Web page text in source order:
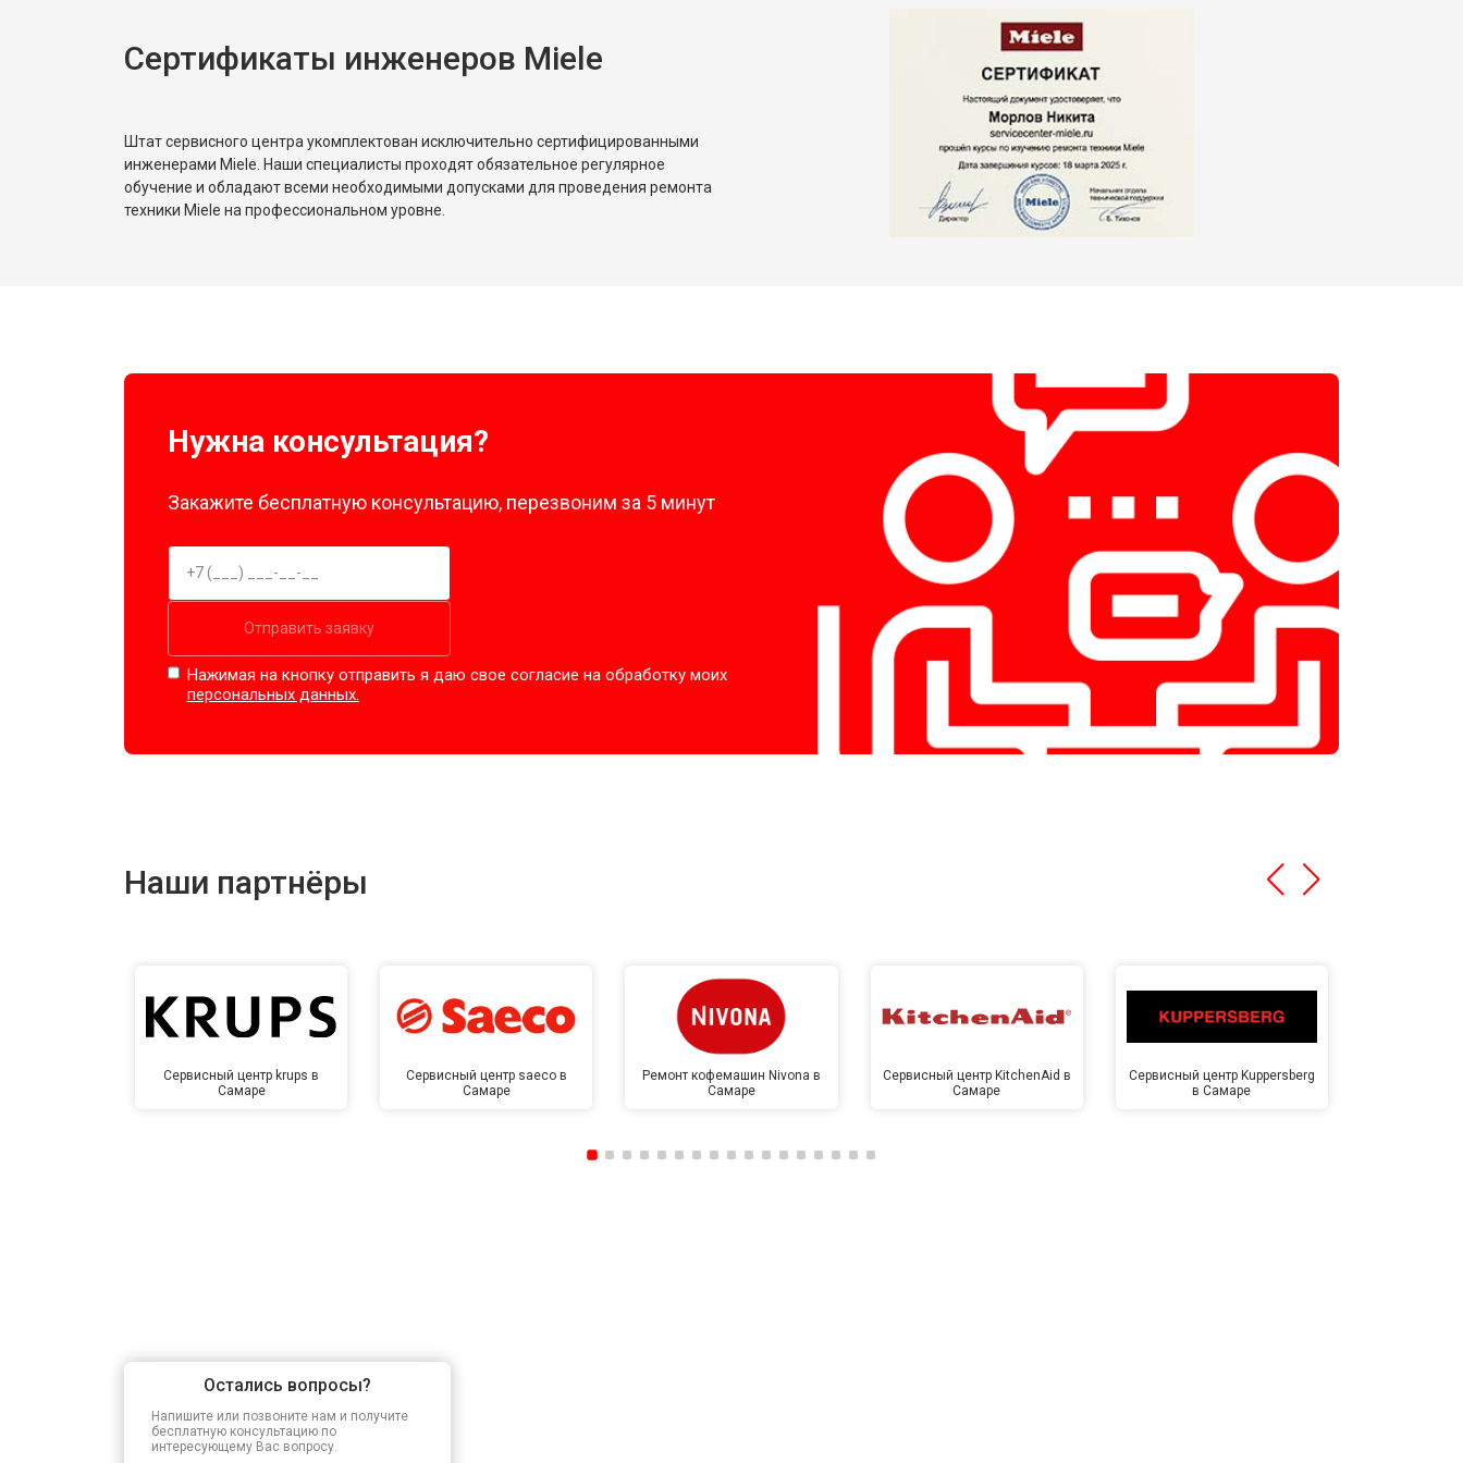
Замена реле от 2550 ₽
от 1900 ₽
Сертификаты инженеров Miele
Штат сервисного центра укомплектован исключительно сертифицированными
инженерами Miele. Наши специалисты проходят обязательное регулярное
обучение и обладают всеми необходимыми допусками для проведения ремонта
техники Miele на профессиональном уровне.
Нужна консультация?
Закажите бесплатную консультацию, перезвоним за 5 минут
Отправить заявку
Нажимая на кнопку отправить я даю свое согласие на обработку моих
персональных данных.
Наши партнёры
Сервисный центр krups в
Самаре
Сервисный центр saeco в
Самаре
Ремонт кофемашин Nivona в
Самаре
Сервисный центр KitchenAid в
Самаре
Сервисный центр Kuppersberg
в Самаре
Остались вопросы?
Напишите или позвоните нам и получите
бесплатную консультацию по
интересующему Вас вопросу.